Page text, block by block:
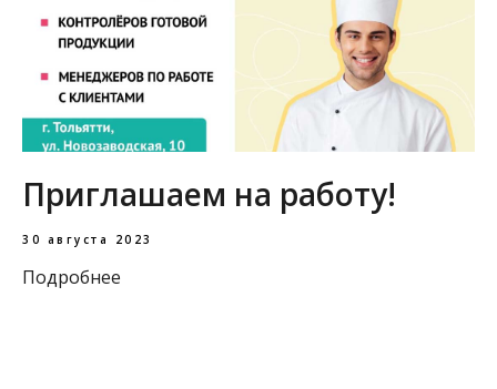
Приглашаем на работу!
30 августа 2023
Подробнее